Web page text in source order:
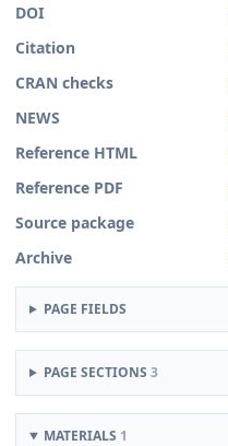
DOI
Citation
CRAN checks
NEWS
Reference HTML
Reference PDF
Source package
Archive
PAGE FIELDS
PAGE SECTIONS 3
MATERIALS 1